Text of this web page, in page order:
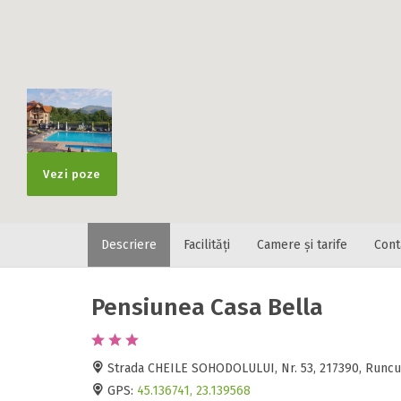
Vezi poze
Descriere Facilități Camere și tarife
Pensiunea Casa Bella
Strada CHEILE SOHODOLULUI, Nr. 53, 217390,
GPS: 45.136741, 23.139568
https://
E-mail
Numar